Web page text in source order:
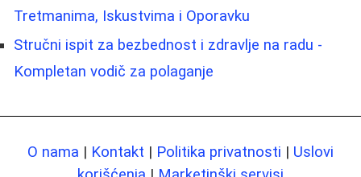
Tretmanima, Iskustvima i Oporavku
Stručni ispit za bezbednost i zdravlje na radu -
Kompletan vodič za polaganje
O nama | Kontakt | Politika privatnosti | Uslovi